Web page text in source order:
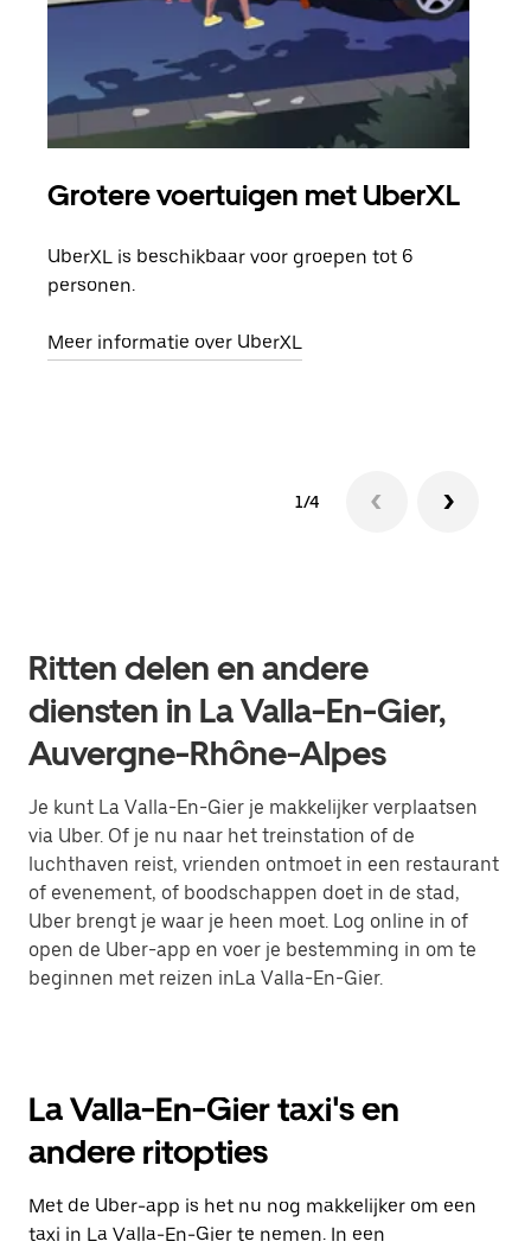
Grotere voertuigen met UberXL
UberXL is beschikbaar voor groepen tot 6
personen.
Meer informatie over UberXL
1/4
Ritten delen en andere
diensten in La Valla-En-Gier,
Auvergne-Rhône-Alpes
Je kunt La Valla-En-Gier je makkelijker verplaatsen
via Uber. Of je nu naar het treinstation of de
luchthaven reist, vrienden ontmoet in een restaurant
of evenement, of boodschappen doet in de stad,
Uber brengt je waar je heen moet. Log online in of
open de Uber-app en voer je bestemming in om te
beginnen met reizen inLa Valla-En-Gier.
La Valla-En-Gier taxi's en
andere ritopties
Met de Uber-app is het nu nog makkelijker om een
taxi in La Valla-En-Gier te nemen. In een